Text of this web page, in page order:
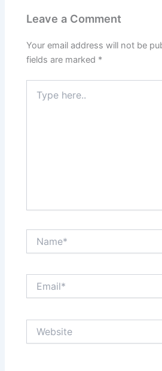
Leave a Comment
Your email address will not be
fields are marked *
here..